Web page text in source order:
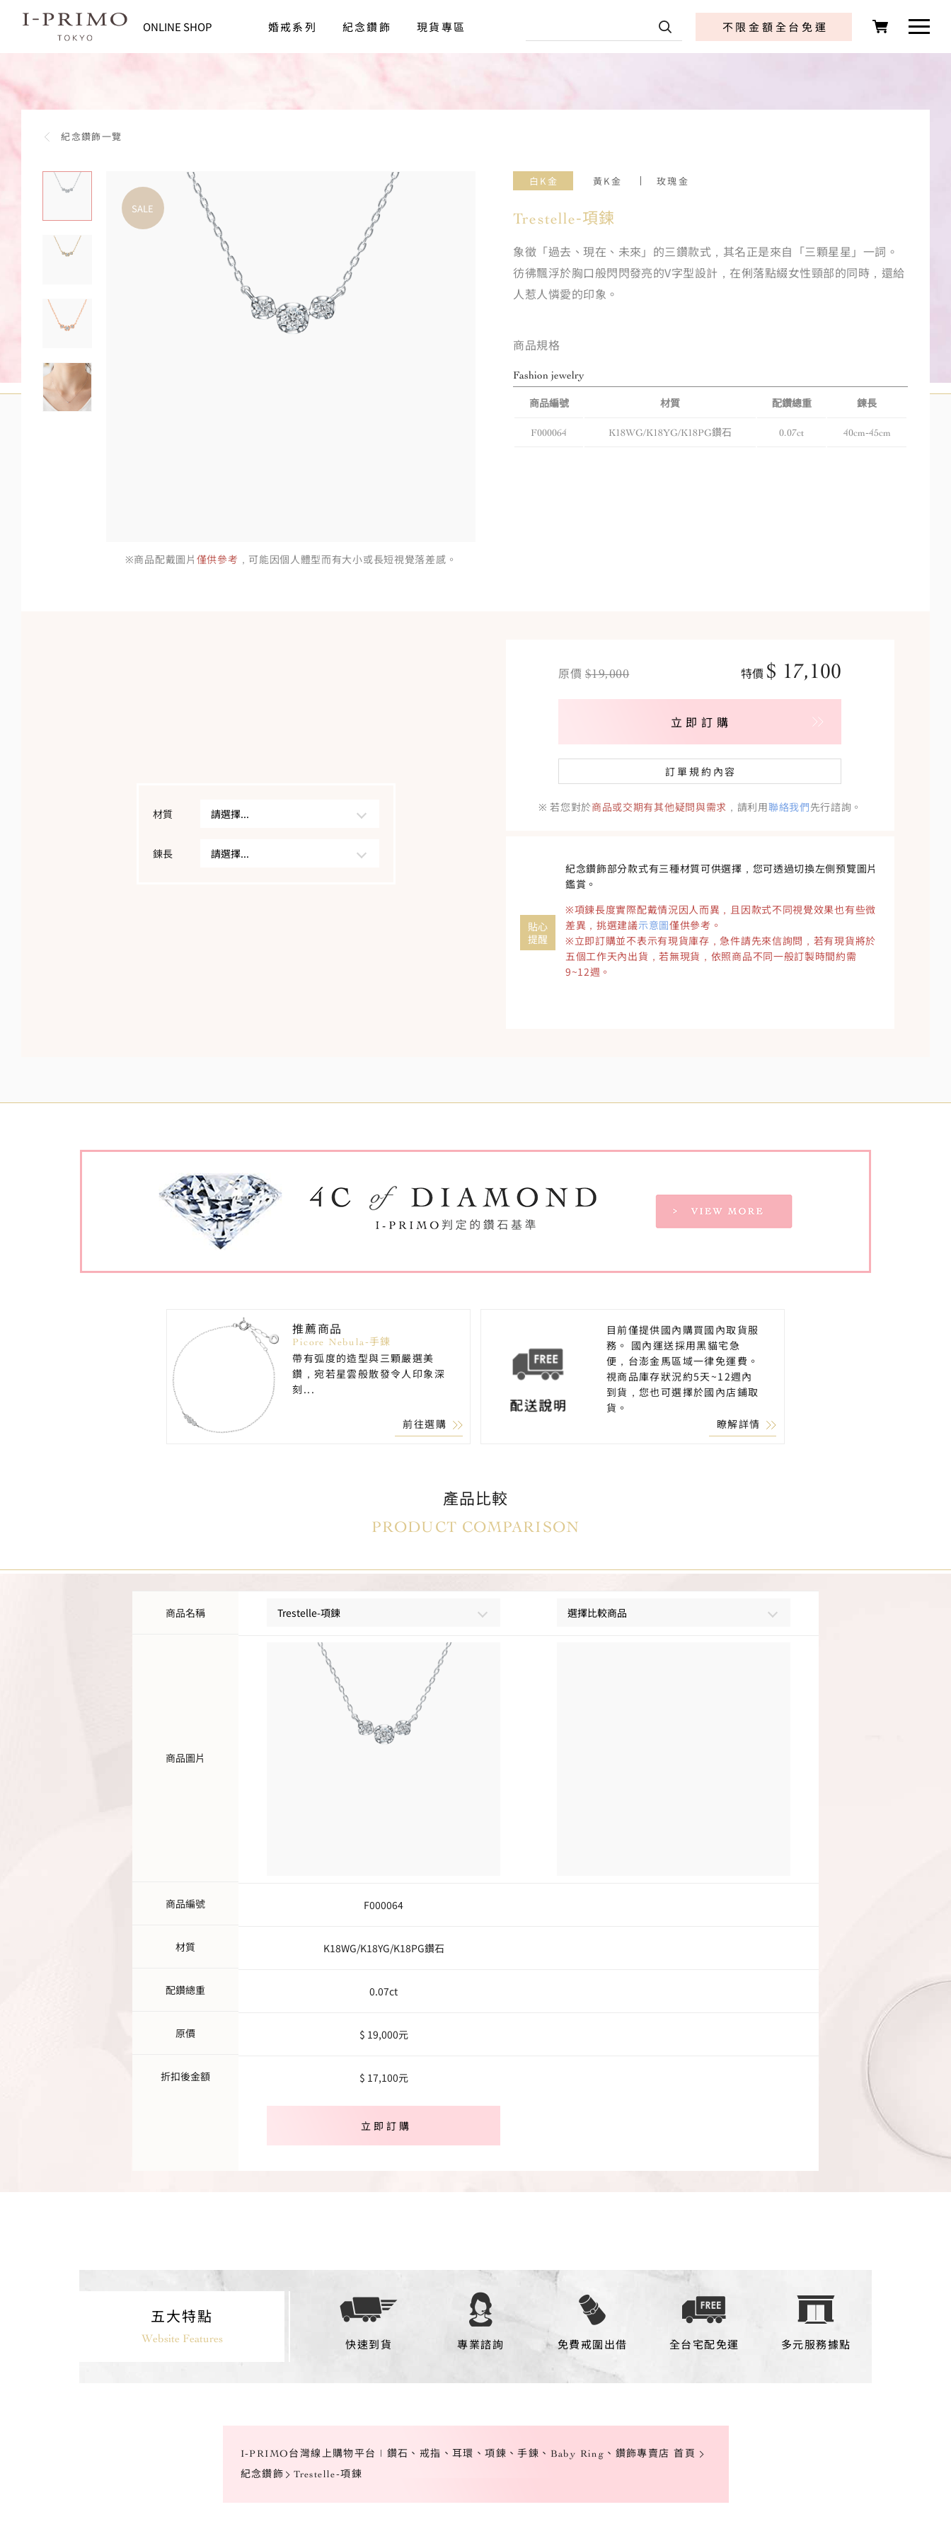
I-PRIMO台灣線上購物平台 | 鑽石、戒指、耳環、項鍊、手鍊、Baby Ring、鑽飾專賣店 首頁
ONLINE SHOP 婚戒系列 紀念鑽飾 現貨專區 不限金額全台免運
紀念鑽飾一覽
SALE
※商品配戴圖片 僅供參考 ，可能因個人體型而有大小或長短視覺落差感。
白K金 黃K金 玫瑰金
Trestelle-項鍊
象徵「過去、現在、未來」的三鑽款式，其名正是來自「三顆星星」一詞。
彷彿飄浮於胸口般閃閃發亮的V字型設計，在俐落點綴女性頸部的同時，還給
人惹人憐愛的印象。
商品規格
Fashion jewelry
商品編號 材質 配鑽總重 鍊長
F000064 K18WG/K18YG/K18PG鑽石 0.07ct 40cm-45cm
材質 請選擇...
鍊長 請選擇...
原價 $19,000 特價$ 17,100
立即訂購
訂單規約內容
※ 若您對於商品或交期有其他疑問與需求 ，請利用聯絡我們先行諮詢。
貼心
提醒
紀念鑽飾部分款式有三種材質可供選擇，您可透過切換左側預覽圖片
鑑賞。
※項鍊長度實際配戴情況因人而異，且因款式不同視覺效果也有些微
差異，挑選建議示意圖僅供參考。
※立即訂購並不表示有現貨庫存，急件請先來信詢問，若有現貨將於
五個工作天內出貨，若無現貨，依照商品不同一般訂製時間約需
9~12週。
推薦商品
Picore Nebula-手鍊
帶有弧度的造型與三顆嚴選美
鑽，宛若星雲般散發令人印象深
刻...
前往選購
目前僅提供國內購買國內取貨服
務。 國內運送採用黑貓宅急
便，台澎金馬區域一律免運費。
視商品庫存狀況約5天~12週內
到貨，您也可選擇於國內店鋪取
貨。
瞭解詳情
產品比較
PRODUCT COMPARISON
商品名稱
商品圖片
商品編號
材質
配鑽總重
原價
折扣後金額
Trestelle-項鍊
F000064
K18WG/K18YG/K18PG鑽石
0.07ct
$ 19,000元
$ 17,100元
立即訂購
選擇比較商品
五大特點
Website Features 快速到貨 專業諮詢 免費戒圍出借 全台宅配免運 多元服務據點
I-PRIMO台灣線上購物平台 | 鑽石、戒指、耳環、項鍊、手鍊、Baby Ring、鑽飾專賣店 首頁
紀念鑽飾
Trestelle-項鍊
footer navigation